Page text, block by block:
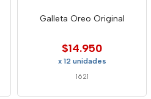
Galleta Oreo Original
$14.950
x 12 unidades
1621